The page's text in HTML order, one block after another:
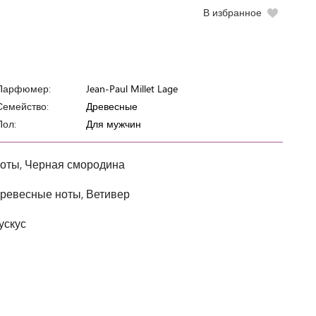
В избранное
Jean-Paul Millet Lage
Древесные
Для мужчин
Черная смородина
ноты, Ветивер